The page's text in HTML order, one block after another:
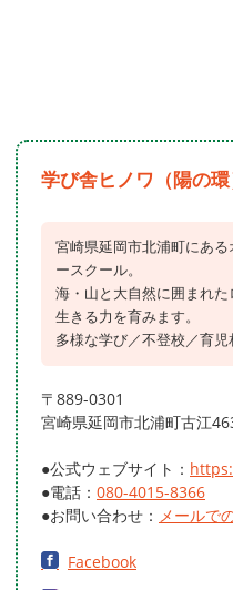
学び舎ヒノワ（陽の環
宮崎県延岡市北浦町にあ
ースクール。
海・山と大自然に囲まれた
生きる力を育みます。
多様な学び／不登校／育
〒889-0301
宮崎県延岡市北浦町古江
●公式ウェブサイト：
●電話： 080-4015-8366
●お問い合わせ： メールで
Facebook